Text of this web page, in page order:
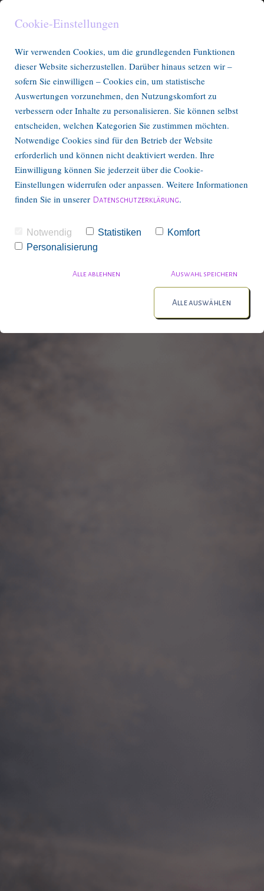
Cookie-Einstellungen
Wir verwenden Cookies, um die grundlegenden Funktionen
dieser Website sicherzustellen. Darüber hinaus setzen wir –
sofern Sie einwilligen – Cookies ein, um statistische
Auswertungen vorzunehmen, den Nutzungskomfort zu
verbessern oder Inhalte zu personalisieren. Sie können selbst
entscheiden, welchen Kategorien Sie zustimmen möchten.
Notwendige Cookies sind für den Betrieb der Website
erforderlich und können nicht deaktiviert werden. Ihre
Einwilligung können Sie jederzeit über die Cookie-
Einstellungen widerrufen oder anpassen. Weitere Informationen
finden Sie in unserer Datenschutzerklärung.
Notwendig Statistiken
Komfort
Personalisierung
Alle ablehnen Auswahl speichern
Alle auswählen